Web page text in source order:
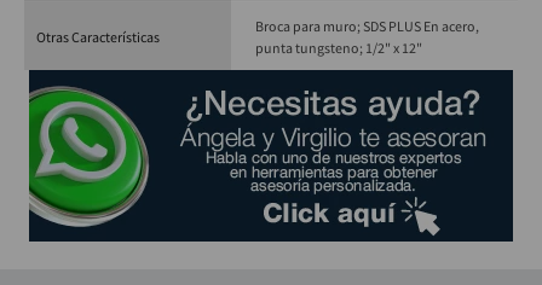
Otras Características
Broca para muro; SDS PLUS En acero,
punta tungsteno; 1/2" x 12"